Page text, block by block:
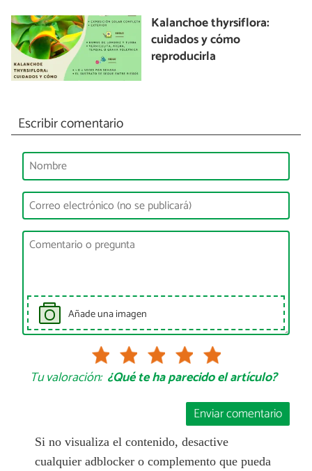
Kalanchoe thyrsiflora:
cuidados y cómo
reproducirla
Escribir comentario
Añade una imagen
Tu valoración: ¿Qué te ha parecido el artículo?
Enviar comentario
Si no visualiza el contenido, desactive
cualquier adblocker o complemento que pueda